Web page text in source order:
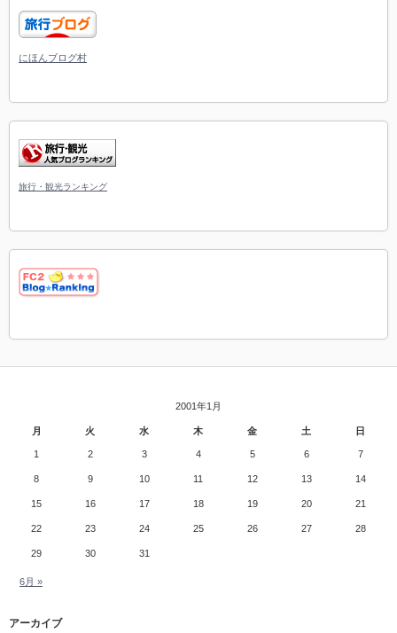
にほんブログ村
旅行・観光ランキング
2001年1月
月 火 水 木 金 土 日
1 2 3 4 5 6 7
8 9 10 11 12 13 14
15 16 17 18 19 20 21
22 23 24 25 26 27 28
29 30 31
6月 »
アーカイブ